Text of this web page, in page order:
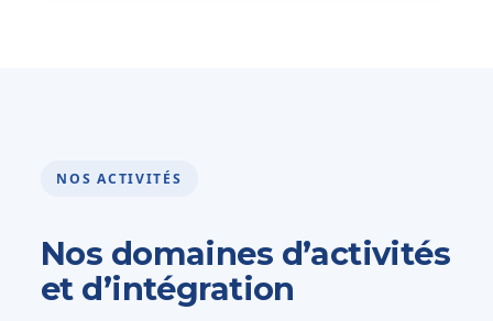
NOS ACTIVITÉS
Nos domaines d’activités
et d’intégration